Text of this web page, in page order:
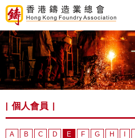
|個人會員
A B C D E F G H I